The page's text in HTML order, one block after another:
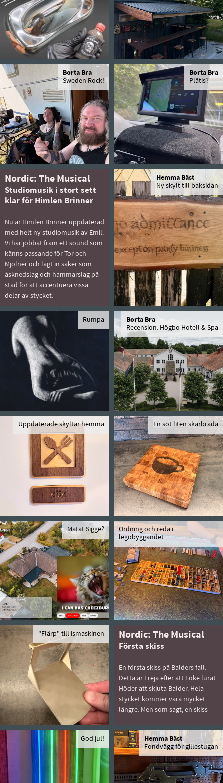
Borta Bra
Sweden Rock!
Borta Bra
Plåtis?
Nordic: The Musical
Studiomusik i stort sett
klar för Himlen Brinner
Nu är Himlen Brinner uppdaterad
med helt ny studiomusik av Emil.
Vi har jobbat fram ett sound som
känns passande för Tor och
Mjölner och lagt in saker som
åsknedslag och hammarslag på
städ för att accentuera vissa
delar av stycket.
Hemma Bäst
Ny skylt till baksidan
Rumpa
Borta Bra
Recension: Högbo Hotell & Spa
Uppdaterade skyltar hemma En söt liten skärbräda
Matat Sigge?
Ordning och reda i
legobyggandet
"Flärp" till ismaskinen Nordic: The Musical
Första skiss
En första skiss på Balders fall.
Detta är Freja efter att Loke lurat
Höder att skjuta Balder. Hela
stycket kommer vara mycket
längre. Men som sagt, en skiss
God jul!
Hemma Bäst
Fondvägg för gillestugan